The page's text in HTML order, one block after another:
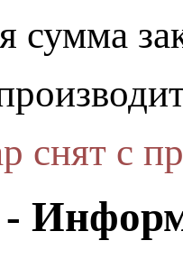
снят с
-